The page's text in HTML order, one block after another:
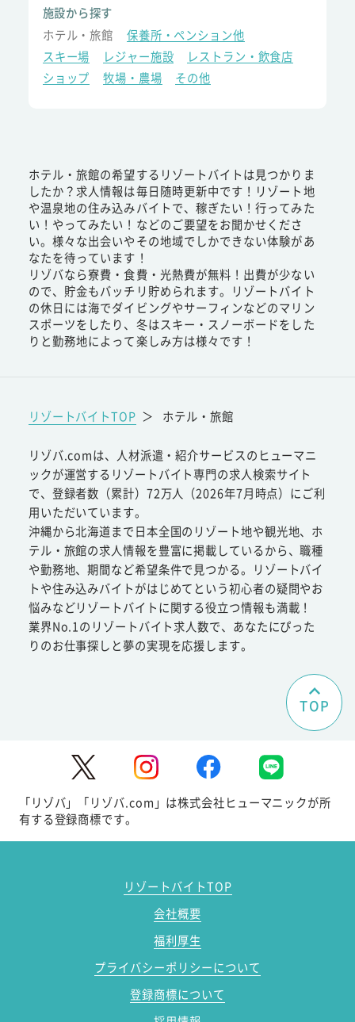
施設から探す
ホテル・旅館
保養所・ペンション他
スキー場
レジャー施設
レストラン・飲食店
ショップ
牧場・農場 その他
ホテル・旅館の希望するリゾートバイトは見つかりま
したか？求人情報は毎日随時更新中です！リゾート地
や温泉地の住み込みバイトで、稼ぎたい！行ってみた
い！やってみたい！などのご要望をお聞かせくださ
い。様々な出会いやその地域でしかできない体験があ
なたを待っています！
リゾバなら寮費・食費・光熱費が無料！出費が少ない
ので、貯金もバッチリ貯められます。リゾートバイト
の休日には海でダイビングやサーフィンなどのマリン
スポーツをしたり、冬はスキー・スノーボードをした
りと勤務地によって楽しみ方は様々です！
リゾートバイトTOP ＞ ホテル・旅館
リゾバ.comは、人材派遣・紹介サービスのヒューマニ
ックが運営するリゾートバイト専門の求人検索サイト
で、登録者数（累計）72万人（2026年7月時点）にご利
用いただいています。
沖縄から北海道まで日本全国のリゾート地や観光地、ホ
テル・旅館の求人情報を豊富に掲載しているから、職種
や勤務地、期間など希望条件で見つかる。リゾートバイ
トや住み込みバイトがはじめてという初心者の疑問やお
悩みなどリゾートバイトに関する役立つ情報も満載！
業界No.1のリゾートバイト求人数で、あなたにぴった
りのお仕事探しと夢の実現を応援します。
TOP
「リゾバ」「リゾバ.com」は株式会社ヒューマニックが所
有する登録商標です。
リゾートバイトTOP
会社概要
福利厚生
プライバシーポリシーについて
登録商標について